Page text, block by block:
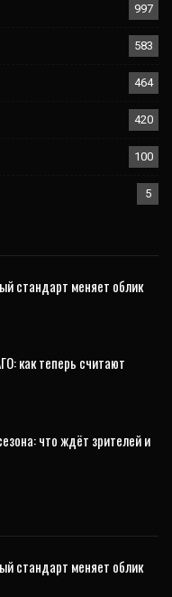
997
583
464
420
100
5
стандарт меняет облик
как теперь считают
что ждёт зрителей и
стандарт меняет облик